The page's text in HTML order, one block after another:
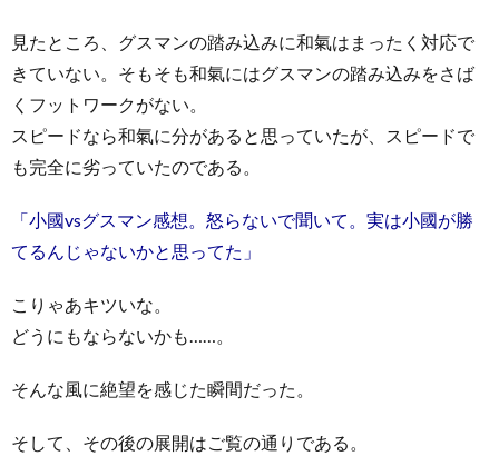
見たところ、グスマンの踏み込みに和氣はまったく対応で
きていない。そもそも和氣にはグスマンの踏み込みをさば
くフットワークがない。
スピードなら和氣に分があると思っていたが、スピードで
も完全に劣っていたのである。
「小國vsグスマン感想。怒らないで聞いて。実は小國が勝
てるんじゃないかと思ってた」
こりゃあキツいな。
どうにもならないかも……。
そんな風に絶望を感じた瞬間だった。
そして、その後の展開はご覧の通りである。